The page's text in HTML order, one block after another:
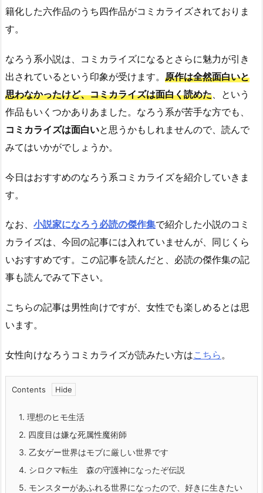
籍化した六作品のうち四作品がコミカライズされておりま
す。
なろう系小説は、コミカライズになるとさらに魅力が引き
出されているという印象が受けます。 原作は全然面白いと
思わなかったけど、コミカライズは面白く読めた 、という
作品もいくつかありあました。なろう系が苦手な方でも、
コミカライズは面白いと思うかもしれませんので、読んで
みてはいかがでしょうか。
今日はおすすめのなろう系コミカライズを紹介していきま
す。
なお、 小説家になろう必読の傑作集で紹介した小説のコミ
カライズは、今回の記事には入れていませんが、同じくら
いおすすめです。この記事を読んだと、必読の傑作集の記
事も読んでみて下さい。
こちらの記事は男性向けですが、女性でも楽しめるとは思
います。
女性向けなろうコミカライズが読みたい方はこちら 。
Contents
1. 理想のヒモ生活
2. 四度目は嫌な死属性魔術師
3. 乙女ゲー世界はモブに厳しい世界です
4. シロクマ転生 森の守護神になったぞ伝説
5. モンスターがあふれる世界になったので、好きに生きたい